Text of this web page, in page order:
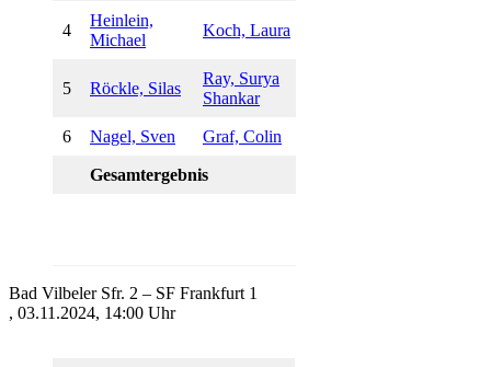
4
Heinlein,
Michael
Koch, Laura
5 Röckle, Silas
Ray, Surya
Shankar
6 Nagel, Sven Graf, Colin
Gesamtergebnis
Bad Vilbeler Sfr. 2 – SF Frankfurt 1
, 03.11.2024, 14:00 Uhr